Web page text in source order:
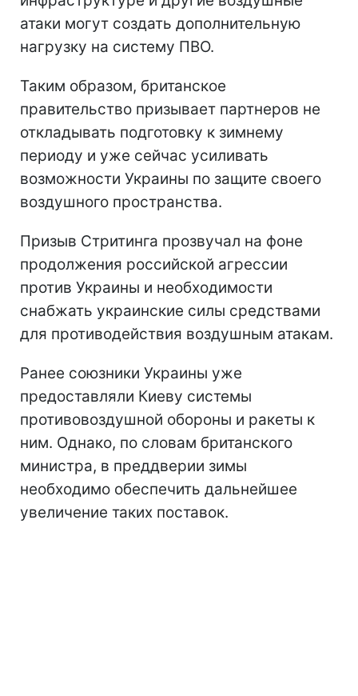
атаки могут создать дополнительную
нагрузку на систему ПВО.
Таким образом, британское
правительство призывает партнеров не
откладывать подготовку к зимнему
периоду и уже сейчас усиливать
возможности Украины по защите своего
воздушного пространства.
Призыв Стритинга прозвучал на фоне
продолжения российской агрессии
против Украины и необходимости
снабжать украинские силы средствами
для противодействия воздушным атакам.
Ранее союзники Украины уже
предоставляли Киеву системы
противовоздушной обороны и ракеты к
ним. Однако, по словам британского
министра, в преддверии зимы
необходимо обеспечить дальнейшее
увеличение таких поставок.